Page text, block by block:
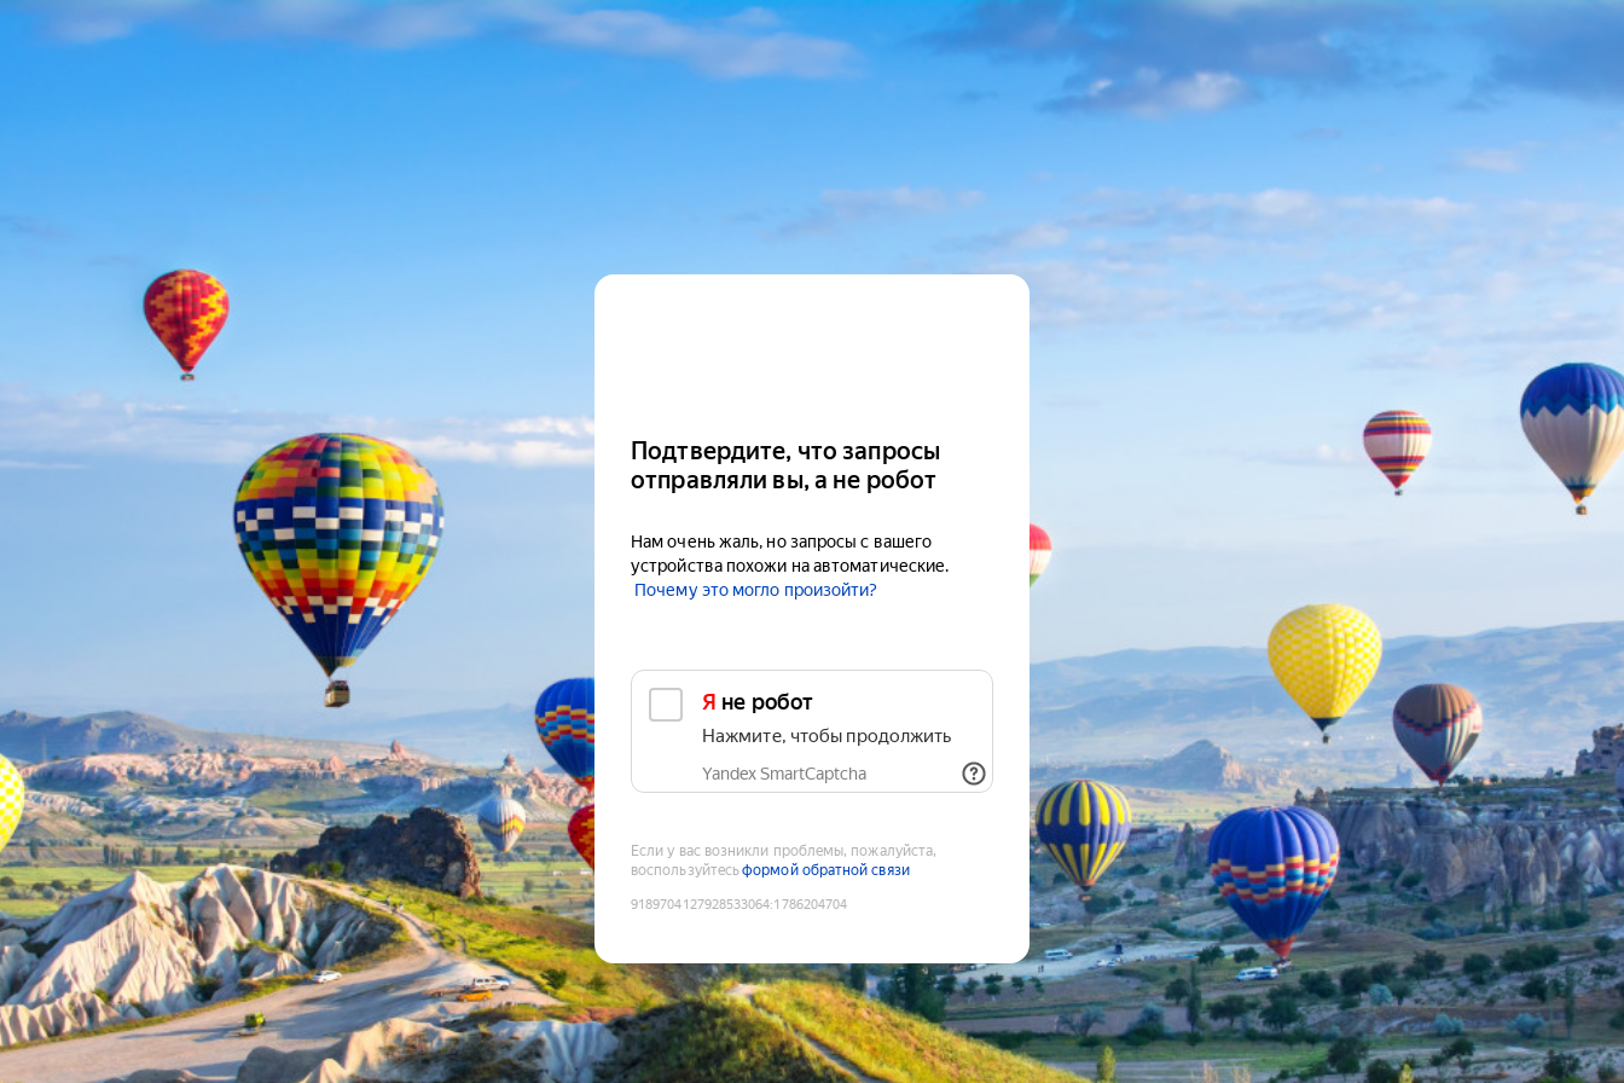
Подтвердите, что запросы
отправляли вы, а не робот
Нам очень жаль, но запросы с вашего
устройства похожи на автоматические.
Почему это могло произойти?
Я не робот
Нажмите, чтобы продолжить
Yandex SmartCaptcha
Если у вас возникли проблемы, пожалуйста,
воспользуйтесьформой обратной связи
9189704127928533064:1786204704